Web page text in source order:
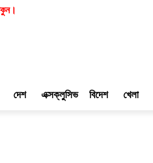
দেশ এক্সক্লুসিভ বিদেশ খেলা